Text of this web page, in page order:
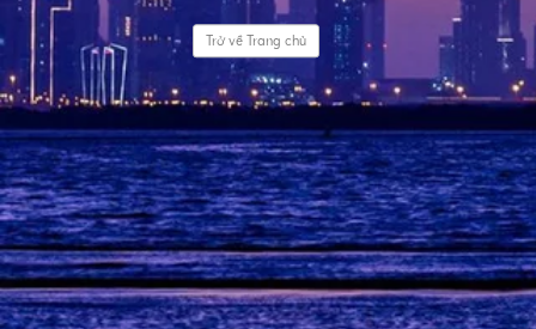
Trở về Trang chủ